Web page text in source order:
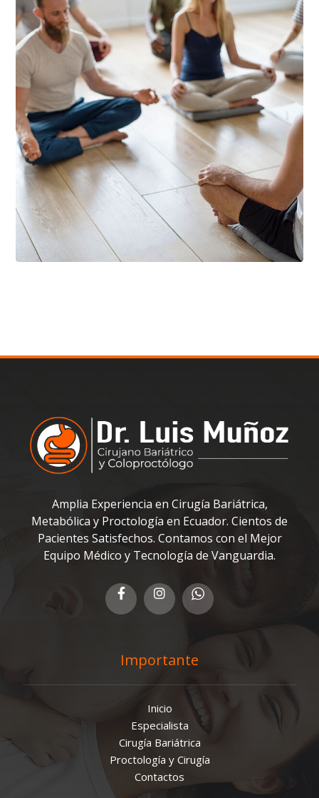
Amplia Experiencia en Cirugía Bariátrica,
Metabólica y Proctología en Ecuador. Cientos de
Pacientes Satisfechos. Contamos con el Mejor
Equipo Médico y Tecnología de Vanguardia.
Importante
Inicio
Especialista
Cirugía Bariátrica
Proctología y Cirugía
Contactos